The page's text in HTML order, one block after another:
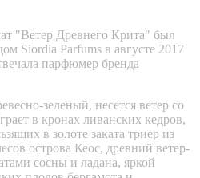
"Ветер Древнего Крита" был
Siordia Parfums в августе 2017
парфюмер бренда
зеленый, несется ветер со
в кронах ливанских кедров,
в золоте заката триер из
острова Кеос, древний ветер-
сосны и ладана, яркой